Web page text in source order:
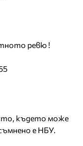
ревю !
където може
е НБУ.